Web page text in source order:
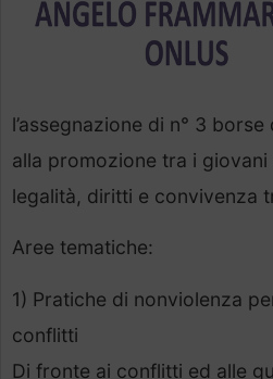
l’assegnazione di n° 3
alla promozione tra i
legalità, diritti e convivenza
Aree tematiche:
1) Pratiche di nonviolenza
conflitti
Di fronte ai conflitti ed alle